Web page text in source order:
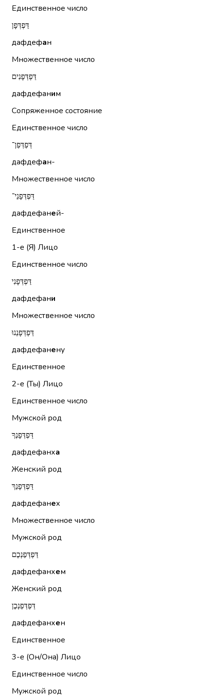
Единственное число
דַּפְדְּפָן
дафдефан
Множественное число
דַּפְדְּפָנִים
дафдефаним
Сопряженное состояние
Единственное число
דַּפְדְּפַן־
дафдефан-
Множественное число
דַּפְדְּפָנֵי־
дафдефаней-
Единственное
1-е (Я) Лицо
Единственное число
דַּפְדְּפָנִי
дафдефани
Множественное число
דַּפְדְּפָנֵנוּ
дафдефанену
Единственное
2-е (Ты) Лицо
Единственное число
Мужской род
דַּפְדְּפָנְךָ
дафдефанха
Женский род
דַּפְדְּפָנֵךְ
дафдефанех
Множественное число
Мужской род
דַּפְדְּפַנְכֶם
дафдефанхем
Женский род
דַּפְדְּפַנְכֶן
дафдефанхен
Единственное
3-е (Он/Она) Лицо
Единственное число
Мужской род